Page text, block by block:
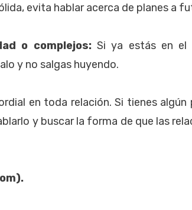
evita hablar acerca de planes a
o complejos:Si ya estás en el
y no salgas huyendo.
en toda relación. Si tienes
y buscar la forma de que las